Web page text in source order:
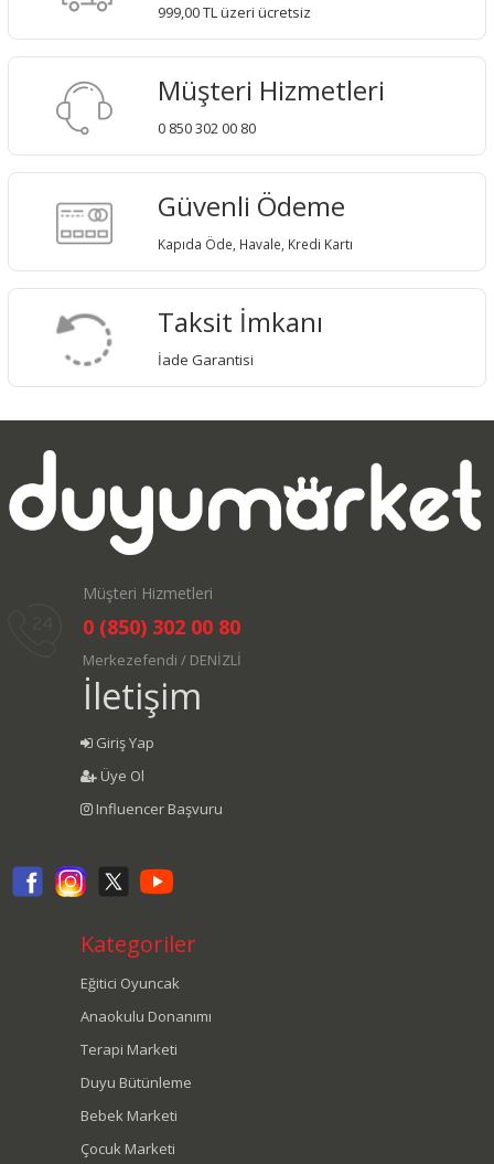
999,00 TL üzeri ücretsiz
Müşteri Hizmetleri
0 850 302 00 80
Güvenli Ödeme
Kapıda Öde, Havale, Kredi Kartı
Taksit İmkanı
İade Garantisi
Müşteri Hizmetleri
0 (850) 302 00 80
Merkezefendi / DENİZLİ
İletişim
Giriş Yap
Üye Ol
Influencer Başvuru
Kategoriler
Eğitici Oyuncak
Anaokulu Donanımı
Terapi Marketi
Duyu Bütünleme
Bebek Marketi
Çocuk Marketi